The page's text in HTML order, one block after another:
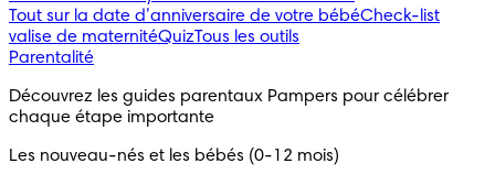
Tout sur la date d’anniversaire de votre bébéCheck-list
valise de maternitéQuizTous les outils
Parentalité
Découvrez les guides parentaux Pampers pour célébrer
chaque étape importante
Les nouveau-nés et les bébés (0-12 mois)